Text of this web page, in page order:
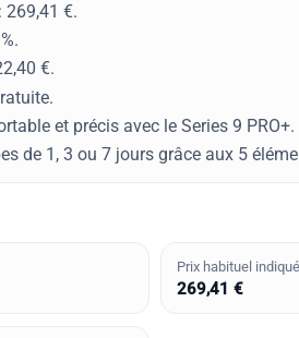
269,41 €.
€.
et précis avec le Series 9 PRO+.
de 1, 3 ou 7 jours grâce aux 5
Prix habituel indiqué
269,41 €